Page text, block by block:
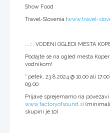
Show Food
Travel-Slovenia (www.travel-
...::: VODENI OGLEDI MESTA
Podajte se na ogled mesta
vodnikom!
* petek, 23.8.2024 @ 10.00 ali
09.00
Prijave sprejemamo na povezavi
www.factoryofsound.si
skupini je 10)